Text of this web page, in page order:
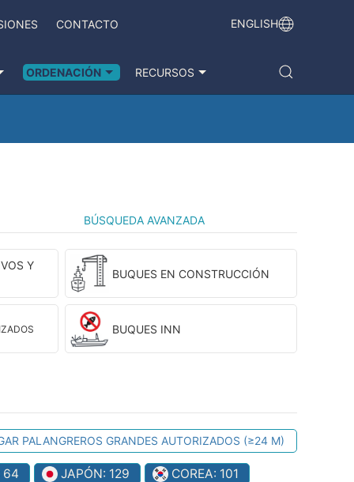
CONTACTO ENGLISH
ORDENACIÓN RECURSOS
BÚSQUEDA AVANZADA
Y
BUQUES EN CONSTRUCCIÓN
BUQUES INN
PALANGREROS GRANDES AUTORIZADOS (≥24 M)
64 JAPÓN: 129
COREA: 101